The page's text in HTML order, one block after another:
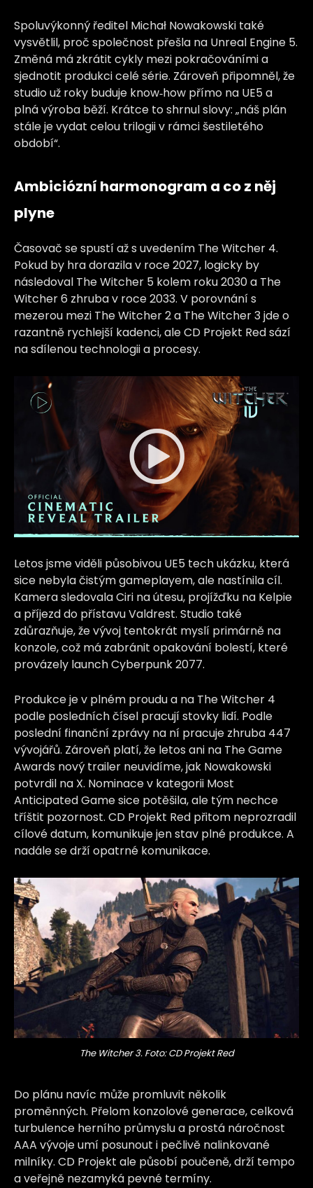
Spoluvýkonný ředitel Michał Nowakowski také
vysvětlil, proč společnost přešla na Unreal Engine 5.
Změná má zkrátit cykly mezi pokračováními a
sjednotit produkci celé série. Zároveň připomněl, že
studio už roky buduje know‑how přímo na UE5 a
plná výroba běží. Krátce to shrnul slovy: „náš plán
stále je vydat celou trilogii v rámci šestiletého
období“.
Ambiciózní harmonogram a co z něj
plyne
Časovač se spustí až s uvedením The Witcher 4.
Pokud by hra dorazila v roce 2027, logicky by
následoval The Witcher 5 kolem roku 2030 a The
Witcher 6 zhruba v roce 2033. V porovnání s
mezerou mezi The Witcher 2 a The Witcher 3 jde o
razantně rychlejší kadenci, ale CD Projekt Red sází
na sdílenou technologii a procesy.
Letos jsme viděli působivou UE5 tech ukázku, která
sice nebyla čistým gameplayem, ale nastínila cíl.
Kamera sledovala Ciri na útesu, projížďku na Kelpie
a příjezd do přístavu Valdrest. Studio také
zdůrazňuje, že vývoj tentokrát myslí primárně na
konzole, což má zabránit opakování bolestí, které
provázely launch Cyberpunk 2077.
Produkce je v plném proudu a na The Witcher 4
podle posledních čísel pracují stovky lidí. Podle
poslední finanční zprávy na ní pracuje zhruba 447
vývojářů. Zároveň platí, že letos ani na The Game
Awards nový trailer neuvidíme, jak Nowakowski
potvrdil na X. Nominace v kategorii Most
Anticipated Game sice potěšila, ale tým nechce
tříštit pozornost. CD Projekt Red přitom neprozradil
cílové datum, komunikuje jen stav plné produkce. A
nadále se drží opatrné komunikace.
The Witcher 3. Foto: CD Projekt Red
Do plánu navíc může promluvit několik
proměnných. Přelom konzolové generace, celková
turbulence herního průmyslu a prostá náročnost
AAA vývoje umí posunout i pečlivě nalinkované
milníky. CD Projekt ale působí poučeně, drží tempo
a veřejně nezamyká pevné termíny.